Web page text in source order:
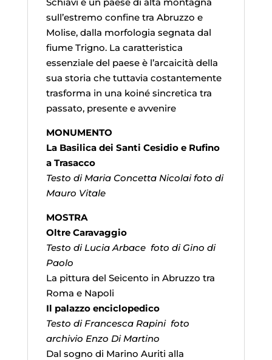
sull’estremo confine tra Abruzzo e
Molise, dalla morfologia segnata dal
fiume Trigno. La caratteristica
essenziale del paese è l’arcaicità della
sua storia che tuttavia costantemente
trasforma in una koiné sincretica tra
passato, presente e avvenire
MONUMENTO
La Basilica dei Santi Cesidio e Rufino
a Trasacco
Testo di Maria Concetta Nicolai foto di
Mauro Vitale
MOSTRA
Oltre Caravaggio
Testo di Lucia Arbace foto di Gino di
Paolo
La pittura del Seicento in Abruzzo tra
Roma e Napoli
Il palazzo enciclopedico
Testo di Francesca Rapini foto
archivio Enzo Di Martino
Dal sogno di Marino Auriti alla